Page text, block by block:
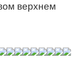
верхнем